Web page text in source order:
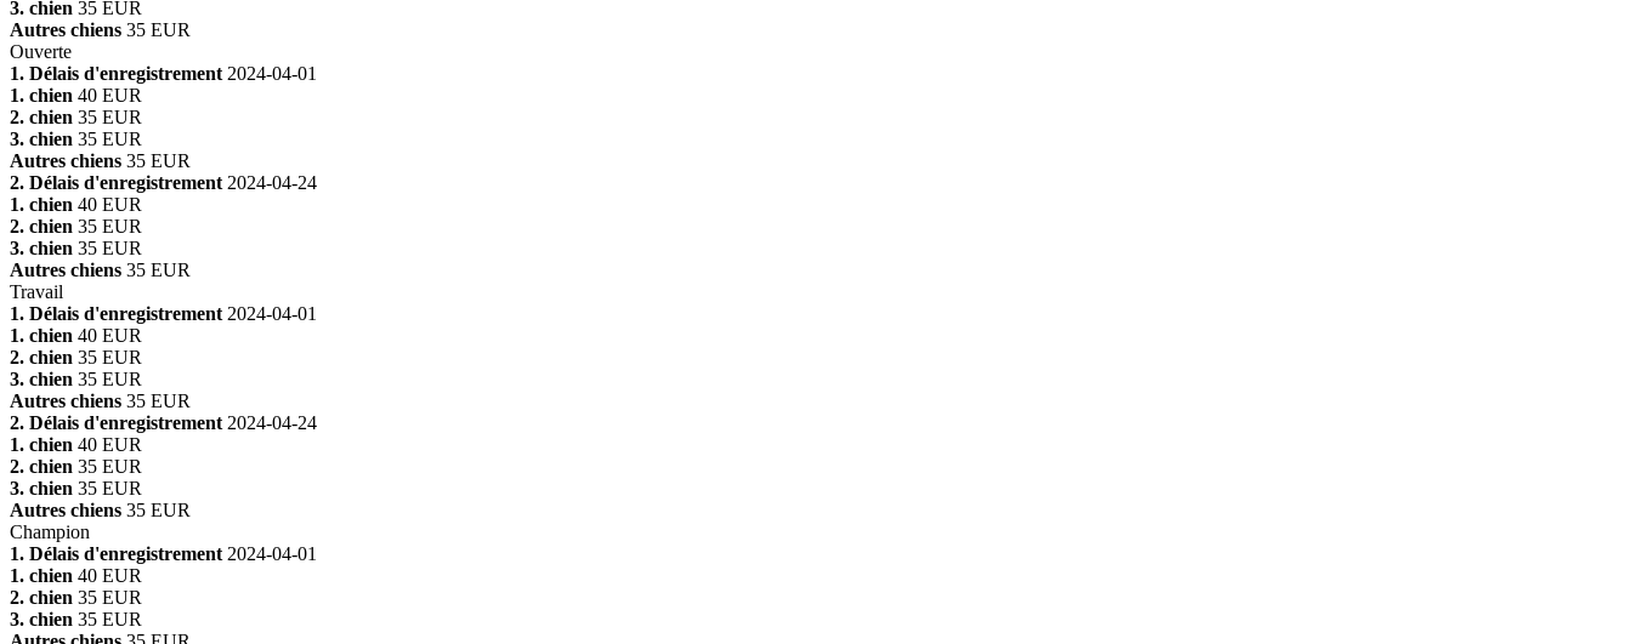
3. chien 35 EUR
Autres chiens 35 EUR
Ouverte
1. Délais d'enregistrement 2024-04-01
1. chien 40 EUR
2. chien 35 EUR
3. chien 35 EUR
Autres chiens 35 EUR
2. Délais d'enregistrement 2024-04-24
1. chien 40 EUR
2. chien 35 EUR
3. chien 35 EUR
Autres chiens 35 EUR
Travail
1. Délais d'enregistrement 2024-04-01
1. chien 40 EUR
2. chien 35 EUR
3. chien 35 EUR
Autres chiens 35 EUR
2. Délais d'enregistrement 2024-04-24
1. chien 40 EUR
2. chien 35 EUR
3. chien 35 EUR
Autres chiens 35 EUR
Champion
1. Délais d'enregistrement 2024-04-01
1. chien 40 EUR
2. chien 35 EUR
3. chien 35 EUR